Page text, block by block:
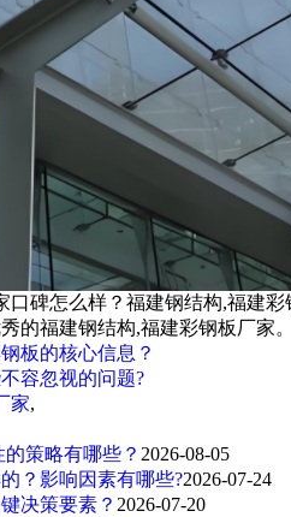
碑怎么样？福建钢结构,福建
的福建钢结构,福建彩钢板厂家。
板的核心信息？
容忽视的问题?
家,
策略有哪些？ 2026-08-05
？影响因素有哪些?2026-07-24
决策要素？ 2026-07-20